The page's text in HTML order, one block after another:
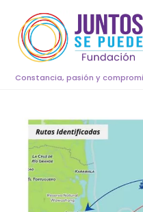
content
Constancia, pasión y